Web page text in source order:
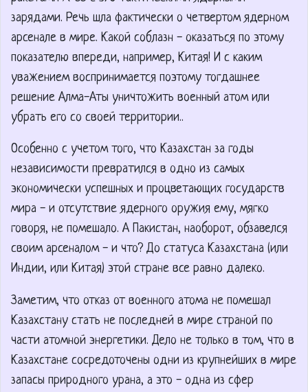
зарядами. Речь шла фактически о четвертом ядерном
арсенале в мире. Какой соблазн - оказаться по этому
показателю впереди, например, Китая! И с каким
уважением воспринимается поэтому тогдашнее
решение Алма-Аты уничтожить военный атом или
убрать его со своей территории..
Особенно с учетом того, что Казахстан за годы
независимости превратился в одно из самых
экономически успешных и процветающих государств
мира - и отсутствие ядерного оружия ему, мягко
говоря, не помешало. А Пакистан, наоборот, обзавелся
своим арсеналом - и что? До статуса Казахстана (или
Индии, или Китая) этой стране все равно далеко.
Заметим, что отказ от военного атома не помешал
Казахстану стать не последней в мире страной по
части атомной энергетики. Дело не только в том, что в
Казахстане сосредоточены одни из крупнейших в мире
запасы природного урана, а это - одна из сфер